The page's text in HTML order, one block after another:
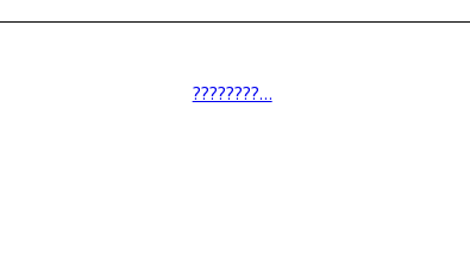
????????...